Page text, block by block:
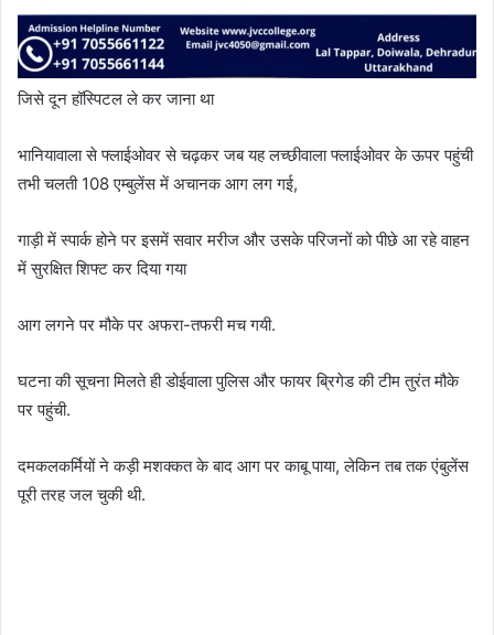
जिसे दून हॉस्पिटल ले कर जाना था
भानियावाला से फ्लाईओवर से चढ़कर जब यह लच्छीवाला फ्लाईओवर के ऊपर पहुंची
तभी चलती 108 एम्बुलेंस में अचानक आग लग गई,
गाड़ी में स्पार्क होने पर इसमें सवार मरीज और उसके परिजनों को पीछे आ रहे वाहन
में सुरक्षित शिफ्ट कर दिया गया
आग लगने पर मौके पर अफरा-तफरी मच गयी.
घटना की सूचना मिलते ही डोईवाला पुलिस और फायर ब्रिगेड की टीम तुरंत मौके
पर पहुंची.
दमकलकर्मियों ने कड़ी मशक्कत के बाद आग पर काबू पाया, लेकिन तब तक एंबुलेंस
पूरी तरह जल चुकी थी.